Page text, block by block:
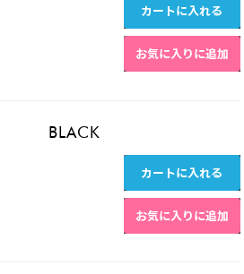
カートに入れる
お気に入りに追加
BLACK
カートに入れる
お気に入りに追加